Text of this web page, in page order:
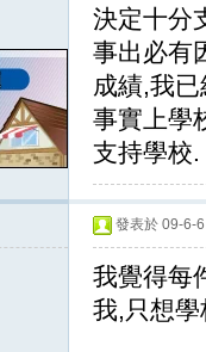
決定十分
事出必有
成績,我
事實上學
支持學校.
發表於 09-6-
我覺得每
我,只想